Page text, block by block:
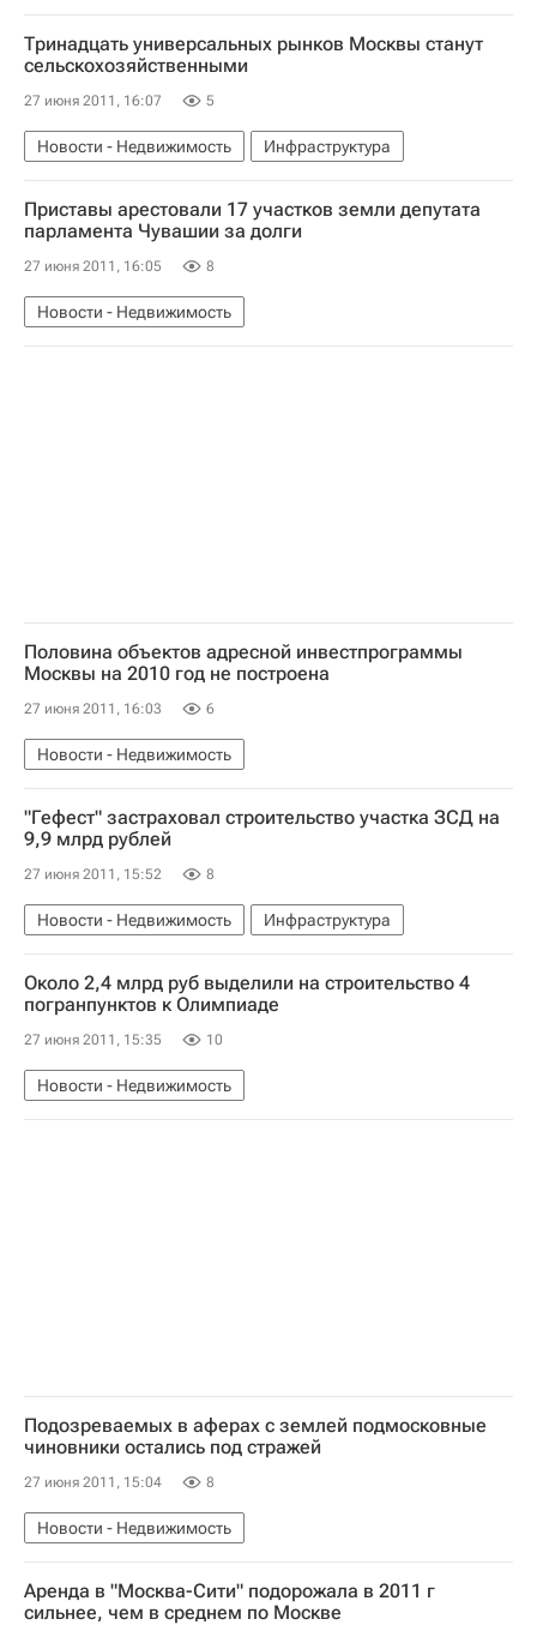
Новости - Недвижимость
Тринадцать универсальных рынков Москвы станут
сельскохозяйственными
27 июня 2011, 16:07 5
Новости - Недвижимость Инфраструктура
Приставы арестовали 17 участков земли депутата
парламента Чувашии за долги
27 июня 2011, 16:05 8
Новости - Недвижимость
Половина объектов адресной инвестпрограммы
Москвы на 2010 год не построена
27 июня 2011, 16:03 6
Новости - Недвижимость
"Гефест" застраховал строительство участка ЗСД на
9,9 млрд рублей
27 июня 2011, 15:52 8
Новости - Недвижимость Инфраструктура
Около 2,4 млрд руб выделили на строительство 4
погранпунктов к Олимпиаде
27 июня 2011, 15:35 10
Новости - Недвижимость
Подозреваемых в аферах с землей подмосковные
чиновники остались под стражей
27 июня 2011, 15:04 8
Новости - Недвижимость
Аренда в "Москва-Сити" подорожала в 2011 г
сильнее, чем в среднем по Москве